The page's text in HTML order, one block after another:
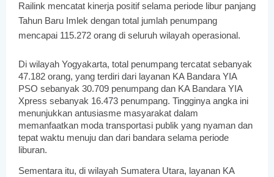
Railink mencatat kinerja positif selama periode libur panjang
Tahun Baru Imlek dengan total jumlah penumpang
mencapai 115.272 orang di seluruh wilayah operasional.
Di wilayah Yogyakarta, total penumpang tercatat sebanyak
47.182 orang, yang terdiri dari layanan KA Bandara YIA
PSO sebanyak 30.709 penumpang dan KA Bandara YIA
Xpress sebanyak 16.473 penumpang. Tingginya angka ini
menunjukkan antusiasme masyarakat dalam
memanfaatkan moda transportasi publik yang nyaman dan
tepat waktu menuju dan dari bandara selama periode
liburan.
Sementara itu, di wilayah Sumatera Utara, layanan KA